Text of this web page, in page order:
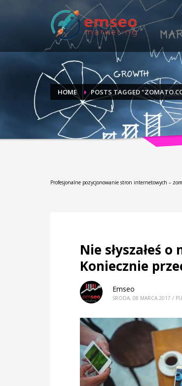
HOME POSTS TAGGED
Profesjonalne pozycjonowanie stron internetowych –
Nie słyszałeś
Koniecznie
Emseo
ŚRODA, 08 MARCA 2017 /